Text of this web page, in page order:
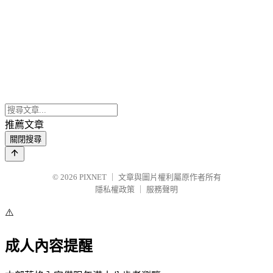
推薦文章
關閉搜尋
© 2026 PIXNET
文章與圖片權利屬原作者所有
隱私權政策
服務聲明
⚠️
成人內容提醒